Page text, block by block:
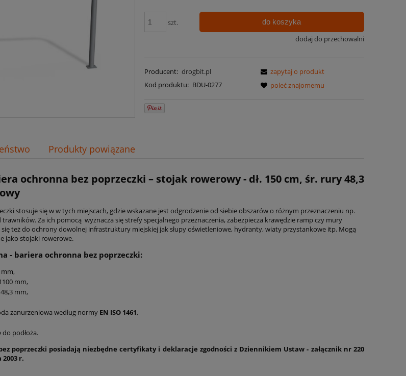
szt. do koszyka
dodaj do przechowalni
Producent: drogbit.pl
Kod produktu: BDU-0277
zapytaj o produkt
poleć znajomemu
Produkty powiązane
ochronna bez poprzeczki – stojak rowerowy - dł. 150 cm, śr. rury 48,3
stosuje się w w tych miejscach, gdzie wskazane jest odgrodzenie od siebie obszarów o różnym przeznaczeniu np.
Za ich pomocą wyznacza się strefy specjalnego przeznaczenia, zabezpiecza krawędzie ramp czy mury
też do ochrony dowolnej infrastruktury miejskiej jak słupy oświetleniowe, hydranty, wiaty przystankowe itp. Mogą
jako stojaki rowerowe.
- bariera ochronna bez poprzeczki:
mm,
mm,
48,3 mm,
zanurzeniowa według normy EN ISO 1461,
podłoża.
poprzeczki posiadają niezbędne certyfikaty i deklaracje zgodności z Dziennikiem Ustaw - załącznik nr 220
2003 r.